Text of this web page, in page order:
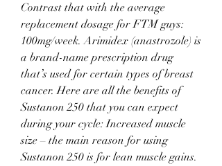
Contrast that with the average
replacement dosage for FTM guys:
100mg/week. Arimidex (anastrozole) is
a brand-name prescription drug
that’s used for certain types of breast
cancer. Here are all the benefits of
Sustanon 250 that you can expect
during your cycle: Increased muscle
size – the main reason for using
Sustanon 250 is for lean muscle gains.